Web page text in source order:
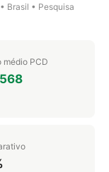
Brasil • Pesquisa
médio PCD